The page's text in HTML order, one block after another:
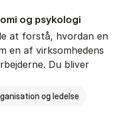
og psy­ko­lo­gi
at forstå, hvordan en
en af virksomhedens
Du bliver
og ledelse